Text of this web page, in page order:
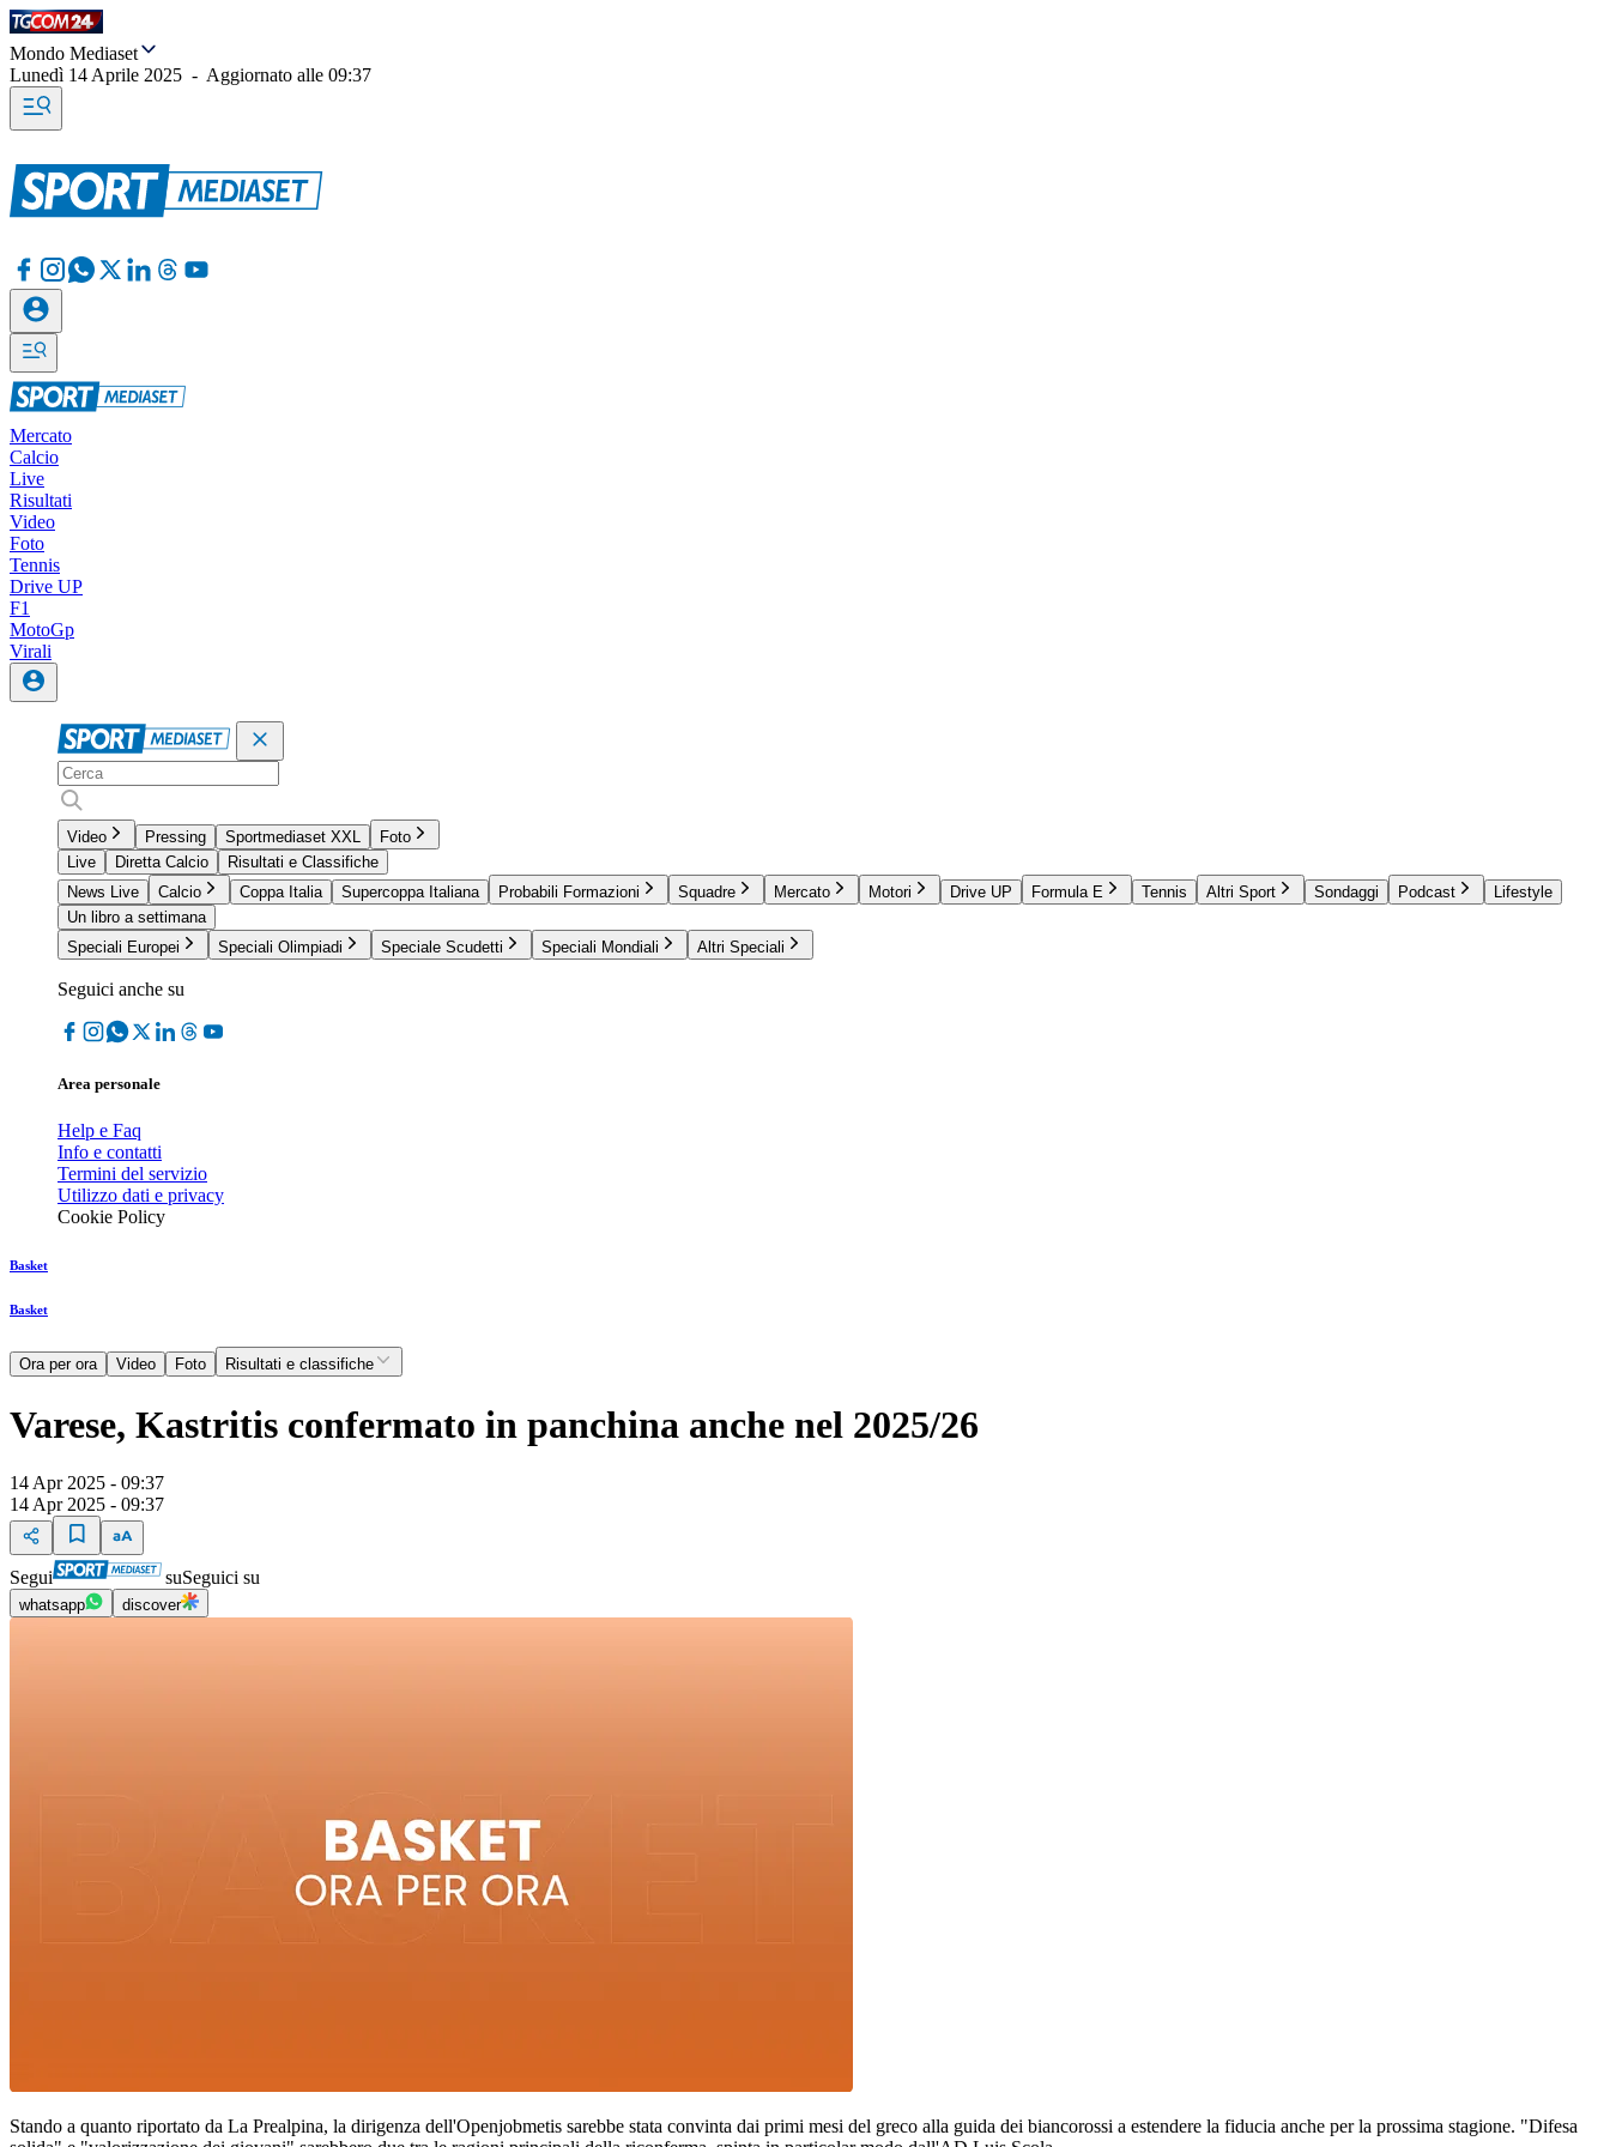
Mondo Mediaset
Lunedì 14 Aprile 2025 - Aggiornato alle 09:37
Mercato
Calcio
Live
Risultati
Video
Foto
Tennis
Drive UP
F1
MotoGp
Virali
Video Pressing Sportmediaset XXL
Foto
Live
Diretta Calcio
Risultati e Classifiche
News Live
Calcio Coppa Italia Supercoppa Italiana Probabili Formazioni Squadre Mercato Motori Drive UP Formula E Tennis Altri Sport Sondaggi Podcast
Lifestyle
Un libro a settimana
Speciali Europei
Speciali Olimpiadi Speciale Scudetti Speciali Mondiali Altri Speciali
Seguici anche su
Area personale
Help e Faq
Info e contatti
Termini del servizio
Utilizzo dati e privacy
Cookie Policy
Basket
Basket
Ora per ora Video Foto Risultati e classifiche
Varese, Kastritis confermato in panchina anche nel 2025/26
14 Apr 2025 - 09:37
14 Apr 2025 - 09:37
Segui suSeguici su
whatsapp discover
Stando a quanto riportato da La Prealpina, la dirigenza dell'Openjobmetis sarebbe stata convinta dai primi mesi del greco alla guida dei biancorossi a estendere la fiducia anche per la prossima stagione. "Difesa